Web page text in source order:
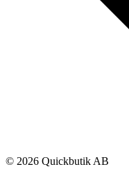
© 2026 Quickbutik AB